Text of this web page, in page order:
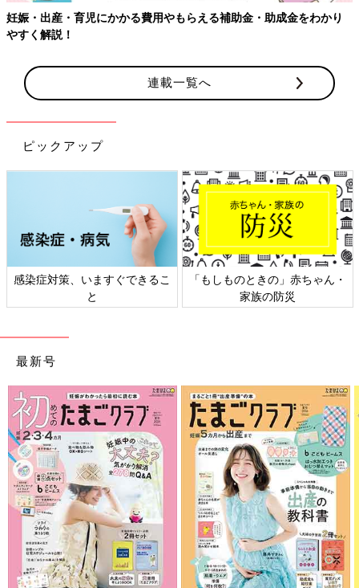
る補助金・助成金をわかり 【ワクチン接種できるものも】妊婦
連載一覧へ
ピックアップ
「もしものときの」赤ちゃん・
家族の防災
日本外来小児科学会リーフレッ
ト検討会
最新号